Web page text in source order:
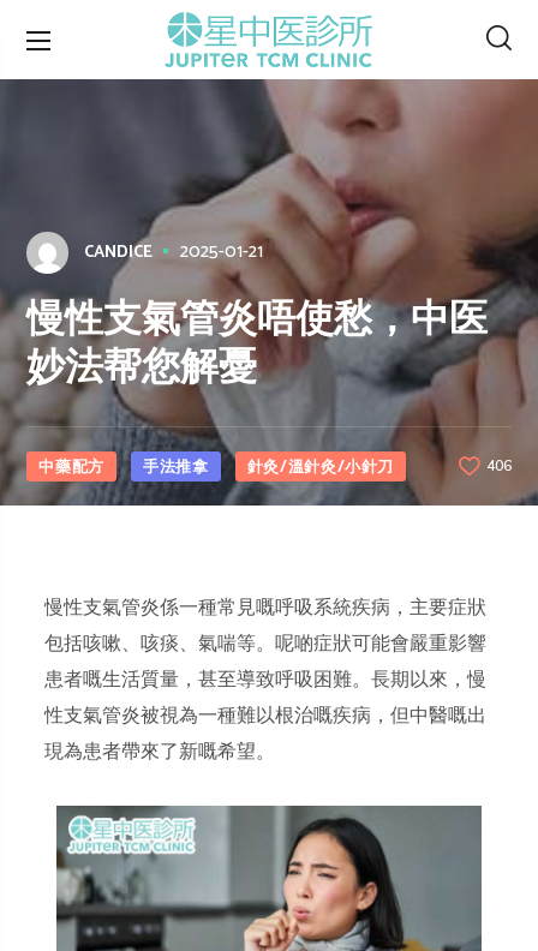
CANDICE 2025-01-21
慢性支氣管炎唔使愁，中医
妙法帮您解憂
中藥配方 手法推拿 針灸/溫針灸/小針刀 406
慢性支氣管炎係一種常見嘅呼吸系統疾病，主要症狀
包括咳嗽、咳痰、氣喘等。呢啲症狀可能會嚴重影響
患者嘅生活質量，甚至導致呼吸困難。長期以來，慢
性支氣管炎被視為一種難以根治嘅疾病，但中醫嘅出
現為患者帶來了新嘅希望。